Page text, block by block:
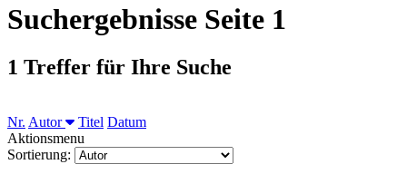
Suchergebnisse Seite 1
1 Treffer für Ihre Suche
Nr. Autor Sortieren nach
Titel Datum
Aktionsmenu
Sortierung: